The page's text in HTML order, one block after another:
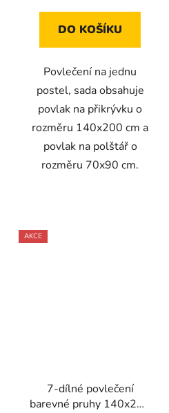
DO KOŠÍKU
Povlečení na jednu
postel, sada obsahuje
povlak na přikrývku o
rozměru 140x200 cm a
povlak na polštář o
rozměru 70x90 cm.
AKCE
7-dílné povlečení
barevné pruhy 140x200